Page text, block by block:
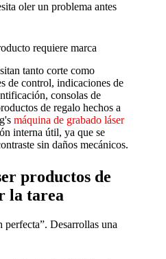
oler un problema antes
requiere marca
tanto corte como
de control, indicaciones de
consolas de
de regalo hechos a
máquina de grabado láser
interna útil, ya que se
sin daños mecánicos.
productos de
la tarea
Desarrollas una